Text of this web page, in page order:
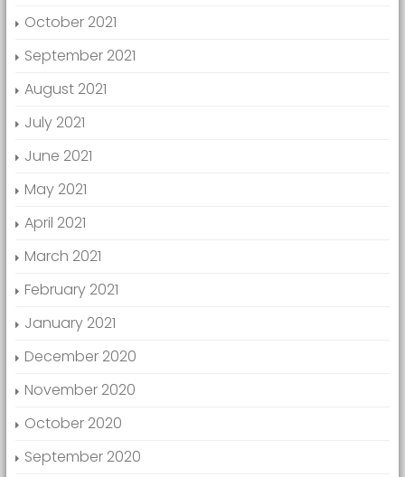
October 2021
September 2021
August 2021
July 2021
June 2021
May 2021
April 2021
March 2021
February 2021
January 2021
December 2020
November 2020
October 2020
September 2020